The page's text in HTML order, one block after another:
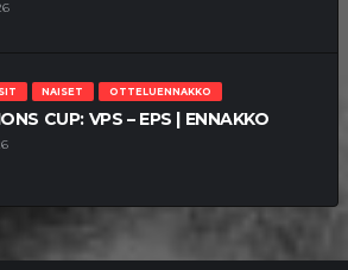
NAISET OTTELUENNAKKO
CUP: VPS – EPS | ENNAKKO